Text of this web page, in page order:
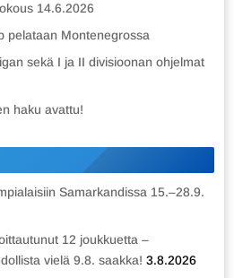
14.6.2026
pelataan Montenegrossa
sekä I ja II divisioonan ohjelmat
haku avattu!
Samarkandissa 15.–28.9.
12 joukkuetta –
vielä 9.8. saakka! 3.8.2026